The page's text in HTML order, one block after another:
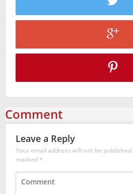
Comment
Leave a Reply
Your email address will not be published.
marked*